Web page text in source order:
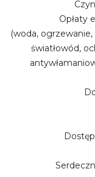
Opłaty
(woda,
światłowód,